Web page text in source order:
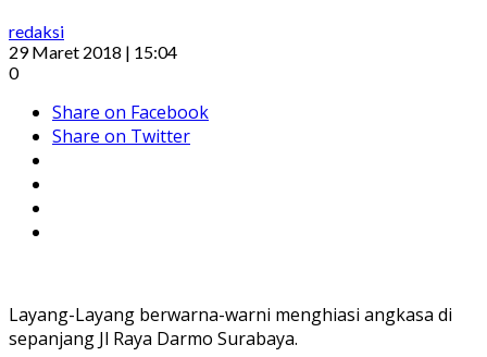
redaksi
29 Maret 2018 | 15:04
0
Share on Facebook
Share on Twitter
Layang-Layang berwarna-warni menghiasi angkasa di
sepanjang Jl Raya Darmo Surabaya.